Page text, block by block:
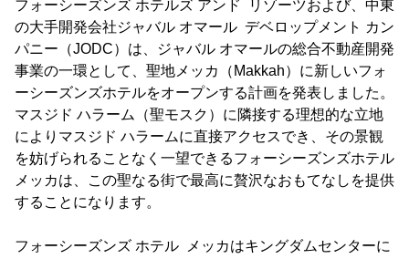
フォーシーズンズ ホテルズ アンド リゾーツおよび、中東
の大手開発会社ジャバル オマール デベロップメント カン
パニー（JODC）は、ジャバル オマールの総合不動産開発
事業の一環として、聖地メッカ（Makkah）に新しいフォ
ーシーズンズホテルをオープンする計画を発表しました。
マスジド ハラーム（聖モスク）に隣接する理想的な立地
によりマスジド ハラームに直接アクセスでき、その景観
を妨げられることなく一望できるフォーシーズンズホテル
メッカは、この聖なる街で最高に贅沢なおもてなしを提供
することになります。
フォーシーズンズ ホテル メッカはキングダムセンターに